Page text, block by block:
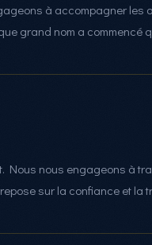
à accompagner les
grand nom a commencé
Nous nous engageons à
sur la confiance et la